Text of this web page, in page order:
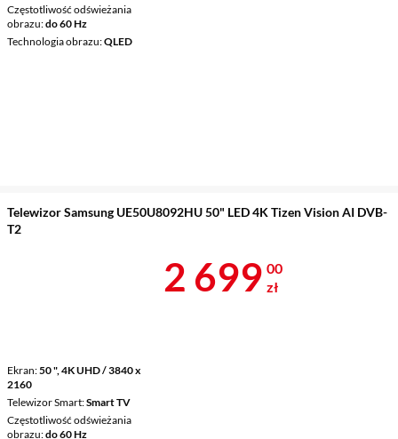
Częstotliwość odświeżania
obrazu do 60 Hz
Technologia obrazu QLED
Telewizor Samsung UE50U8092HU 50" LED 4K Tizen Vision AI DVB-
T2
Ekran 50 ", 4K UHD / 3840 x
2160
Telewizor Smart Smart TV
Częstotliwość odświeżania
obrazu do 60 Hz
Cena 2 699 zł
2 699 00
zł